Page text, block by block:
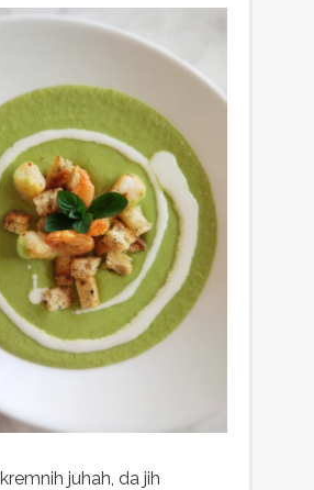
juhah, da jih